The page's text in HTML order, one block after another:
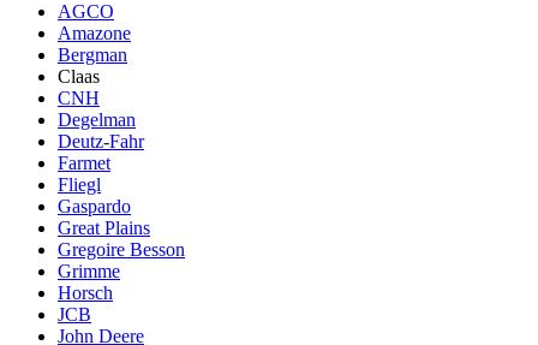
AGCO
Amazone
Bergman
Claas
CNH
Degelman
Deutz-Fahr
Farmet
Fliegl
Gaspardo
Great Plains
Gregoire Besson
Grimme
Horsch
JCB
John Deere